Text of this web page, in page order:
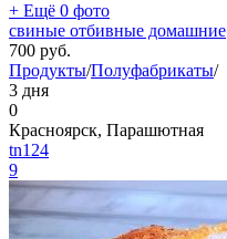
+ Ещё 0 фото
свиные отбивные домашние
700 руб.
Продукты/Полуфабрикаты/
3 дня
0
Красноярск, Парашютная
tn124
9